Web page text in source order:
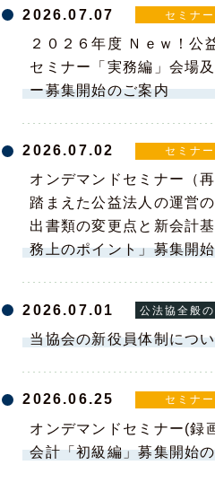
2026.07.07 セミナー
２０２６年度 Ｎｅｗ！公
セミナー「実務編」会場
ー募集開始のご案内
2026.07.02 セミナー
オンデマンドセミナー（
踏まえた公益法人の運営
出書類の変更点と新会計
務上のポイント」募集開
2026.07.01 公法協全般
当協会の新役員体制につ
2026.06.25 セミナー
オンデマンドセミナー(録
会計「初級編」募集開始